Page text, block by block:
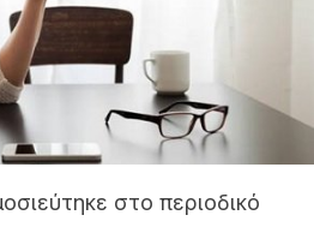
στο περιοδικό